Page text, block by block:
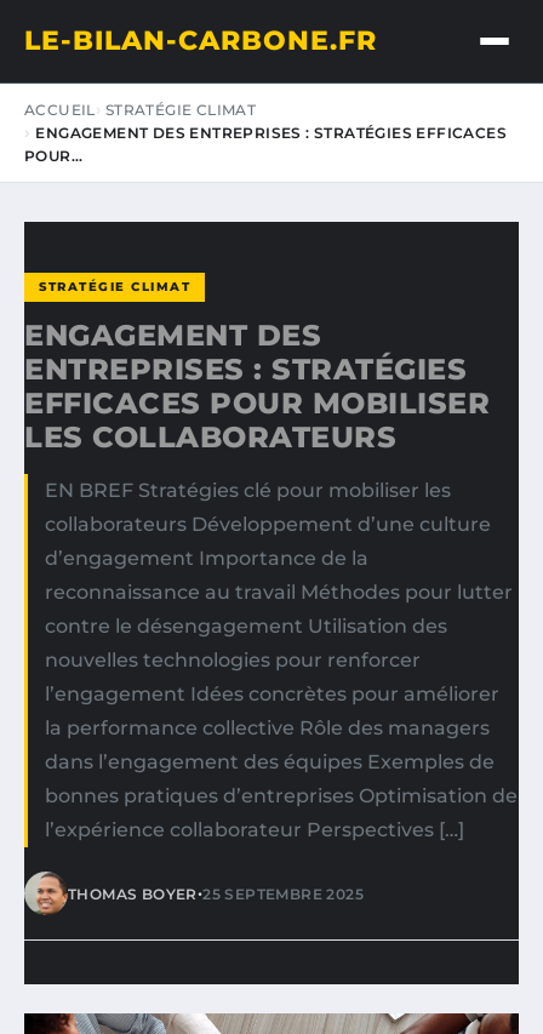
LE-BILAN-CARBONE.FR
ACCUEIL STRATÉGIE CLIMAT
ENGAGEMENT DES ENTREPRISES : STRATÉGIES EFFICACES
POUR…
STRATÉGIE CLIMAT
ENGAGEMENT DES
ENTREPRISES : STRATÉGIES
EFFICACES POUR MOBILISER
LES COLLABORATEURS
EN BREF Stratégies clé pour mobiliser les
collaborateurs Développement d’une culture
d’engagement Importance de la
reconnaissance au travail Méthodes pour lutter
contre le désengagement Utilisation des
nouvelles technologies pour renforcer
l’engagement Idées concrètes pour améliorer
la performance collective Rôle des managers
dans l’engagement des équipes Exemples de
bonnes pratiques d’entreprises Optimisation de
l’expérience collaborateur Perspectives […]
THOMAS BOYER•25 SEPTEMBRE 2025